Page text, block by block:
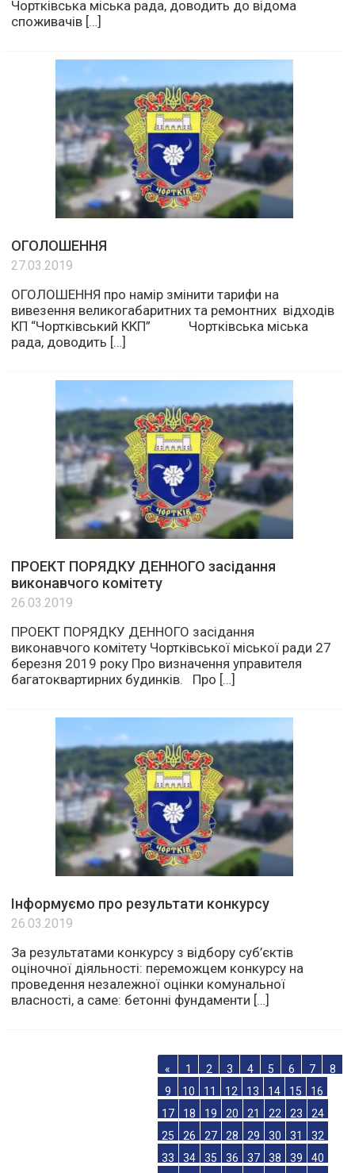
Чортківська міська рада, доводить до відома
споживачів […]
ОГОЛОШЕННЯ
27.03.2019
ОГОЛОШЕННЯ про намір змінити тарифи на
вивезення великогабаритних та ремонтних відходів
КП “Чортківський ККП” Чортківська міська
рада, доводить […]
ПРОЕКТ ПОРЯДКУ ДЕННОГО засідання
виконавчого комітету
26.03.2019
ПРОЕКТ ПОРЯДКУ ДЕННОГО засідання
виконавчого комітету Чортківської міської ради 27
березня 2019 року Про визначення управителя
багатоквартирних будинків. Про […]
Інформуємо про результати конкурсу
26.03.2019
За результатами конкурсу з відбору суб’єктів
оціночної діяльності: переможцем конкурсу на
проведення незалежної оцінки комунальної
власності, а саме: бетонні фундаменти […]
« 1 2 3 4 5 6 7
8
9
10 11 12 13 14 15
16
17
18 19 20 21 22 23
24
25
26 27 28 29 30 31
32
33
34 35 36 37 38 39
40